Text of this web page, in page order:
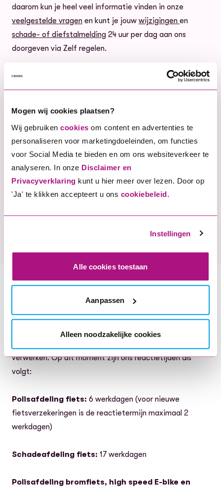
Mogen wij cookies plaatsen?
Wij gebruiken cookies om content en advertenties te
personaliseren voor marketingdoeleinden, om functies
voor Social Media te bieden en om ons websiteverkeer te
analyseren. In onze Disclaimer en
Privacyverklaring kunt u hier meer over lezen. Door op
'Ja' te klikken accepteert u ons cookiebeleid.
Instellingen
Alle cookies toestaan
Aanpassen
Alleen noodzakelijke cookies
daarom kun je heel veel informatie vinden in onze
veelgestelde vragen en kunt je jouw wijzigingen en
schade- of diefstalmelding 24 uur per dag aan ons
doorgeven via Zelf regelen.
Wanneer je het juiste polisnummer noemt bij je wijziging
op de website, ontvang je na het insturen een
gekoppeld aan je polisdossier. Onze officiële bevestiging
van het verwerken van je wijziging of schade kan door
drukte langer op zich laten wachten, maar je mag er
vanuit gaan dat jouw wijziging bij ons bekend is en
wordt verwerkt. Onze actuele verwerkingstijden staan
hieronder vermeld. Wanneer wij nog vragen hebben over
de ingediende wijziging, zullen wij contact met je
opnemen.
Update reactietermijnen
Laatste update: 03-08-2026
Wanneer je contact met ons opneemt wil je natuurlijk zo
snel mogelijk geholpen worden. Wij doen dagelijks ons
verwerken. Op dit moment zijn ons reactietijden als
volgt:
Polisafdeling fiets: 6 werkdagen (voor nieuwe
fietsverzekeringen is de reactietermijn maximaal 2
werkdagen)
Schadeafdeling fiets: 17 werkdagen
Polisafdeling bromfiets, high speed E-bike en